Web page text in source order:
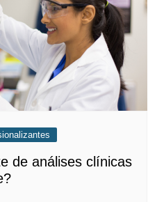
de análises clínicas